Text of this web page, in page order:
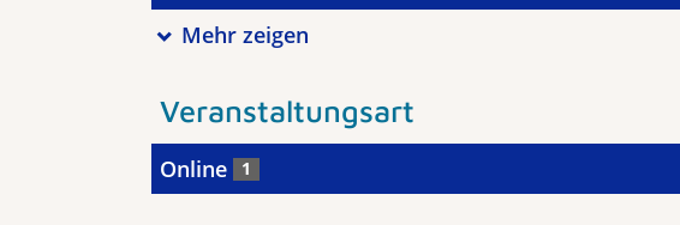
Mehr zeigen
Veranstaltungsart
Online 1